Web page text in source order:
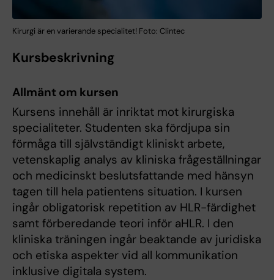
Kirurgi är en varierande specialitet! Foto: Clintec
Kursbeskrivning
Allmänt om kursen
Kursens innehåll är inriktat mot kirurgiska
specialiteter. Studenten ska fördjupa sin
förmåga till självständigt kliniskt arbete,
vetenskaplig analys av kliniska frågeställningar
och medicinskt beslutsfattande med hänsyn
tagen till hela patientens situation. I kursen
ingår obligatorisk repetition av HLR-färdighet
samt förberedande teori inför aHLR. I den
kliniska träningen ingår beaktande av juridiska
och etiska aspekter vid all kommunikation
inklusive digitala system.